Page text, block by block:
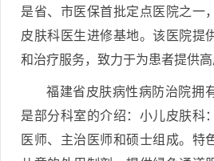
是省、市医保首批定点医院之一
皮肤科医生进修基地。该医院提
和治疗服务，致力于为患者提供高
福建省皮肤病性病防治院拥
是部分科室的介绍：小儿皮肤科
医师、主治医师和硕士组成。特